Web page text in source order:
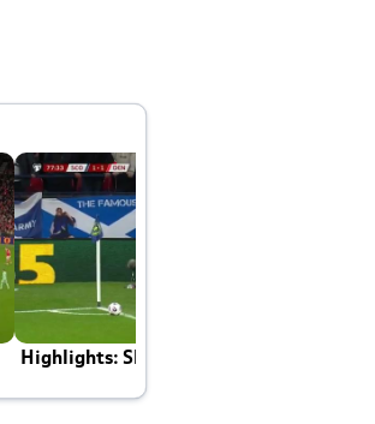
Highlights: Skotland - Danmark 4-2